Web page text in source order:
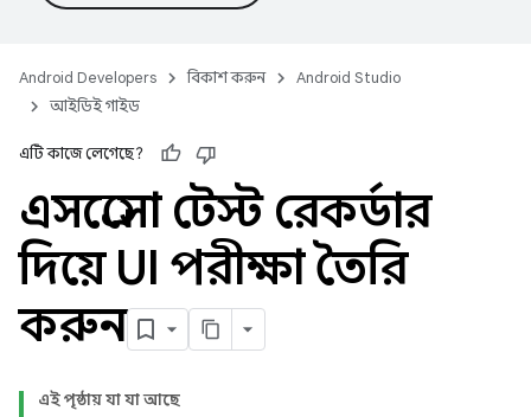
Android Developers বিকাশ করুন
Android Studio
আইডিই গাইড
এটি কাজে লেগেছে?
এসপ্রেসো টেস্ট রেকর্ডার
দিয়ে UI পরীক্ষা তৈরি
করুন
এই পৃষ্ঠায় যা যা আছে